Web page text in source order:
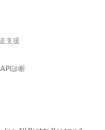
支援
診断